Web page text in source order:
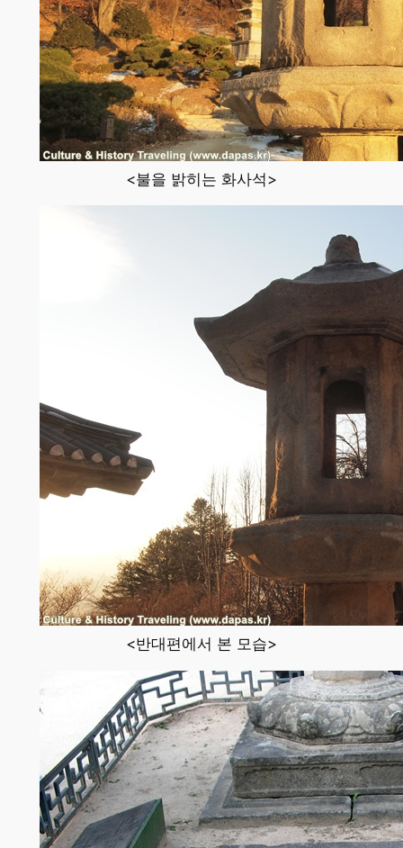
<불을 밝히는 화사석>
<반대편에서 본 모습>